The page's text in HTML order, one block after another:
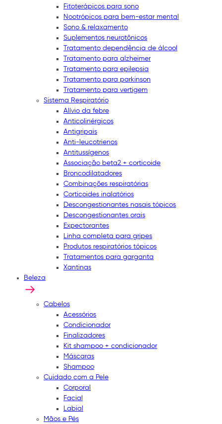
Fitoterápicos para sono
Nootrópicos para bem-estar mental
Sono & relaxamento
Suplementos neurotônicos
Tratamento dependência de álcool
Tratamento para alzheimer
Tratamento para epilepsia
Tratamento para parkinson
Tratamento para vertigem
Sistema Respiratório
Alívio da febre
Anticolinérgicos
Antigripais
Anti-leucotrienos
Antitussígenos
Associação beta2 + corticoide
Broncodilatadores
Combinações respiratórias
Corticoides inalatórios
Descongestionantes nasais tópicos
Descongestionantes orais
Expectorantes
Linha completa para gripes
Produtos respiratórios tópicos
Tratamentos para garganta
Xantinas
Beleza
Cabelos
Acessórios
Condicionador
Finalizadores
Kit shampoo + condicionador
Máscaras
Shampoo
Cuidado com a Pele
Corporal
Facial
Labial
Mãos e Pés